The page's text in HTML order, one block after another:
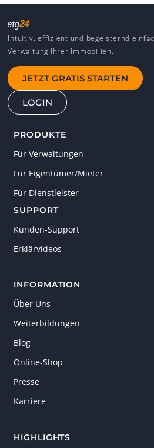
Intuitiv, effizient und begeisternd
Verwaltung Ihrer Immobilien.
JETZT GRATIS STARTEN
LOGIN
PRODUKTE
Für Verwaltungen
Für Eigentümer/Mieter
Für Dienstleister
SUPPORT
Kunden-Support
Erklärvideos
INFORMATION
Über Uns
Weiterbildungen
Blog
Online-Shop
Presse
Karriere
HIGHLIGHTS